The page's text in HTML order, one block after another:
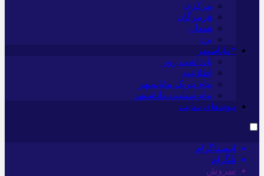
مرکزی
هرمزگان
همدان
یزد
*ماناسپهر
یادداشت روز
اطلاعیه
پیام تبریک ماناسپهر
پیام تسلیت ماناسپهر
پیوندهای سایت
اینستاگرام
تلگرام
سروش